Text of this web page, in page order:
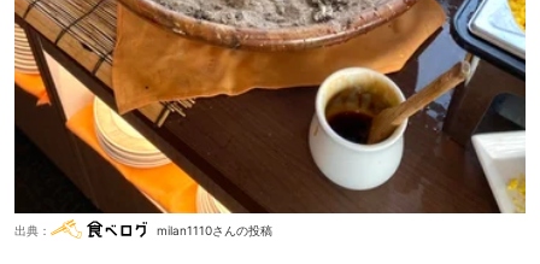
出典： milan1110さんの投稿